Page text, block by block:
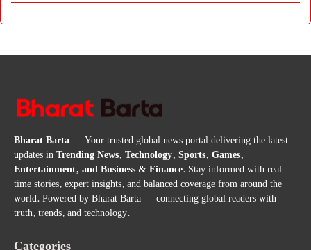
Bharat Barta— Your trusted global news portal delivering the latest
updates inTrending News, Technology, Sports, Games,
Entertainment, and Business & Finance. Stay informed with real-
time stories, expert insights, and balanced coverage from around the
world. Powered by Bharat Barta — connecting global readers with
truth, trends, and technology.